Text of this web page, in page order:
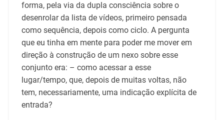
forma, pela via da dupla consciência sobre o
desenrolar da lista de vídeos, primeiro pensada
como sequência, depois como ciclo. A pergunta
que eu tinha em mente para poder me mover em
direção à construção de um nexo sobre esse
conjunto era: – como acessar a esse
lugar/tempo, que, depois de muitas voltas, não
tem, necessariamente, uma indicação explícita de
entrada?